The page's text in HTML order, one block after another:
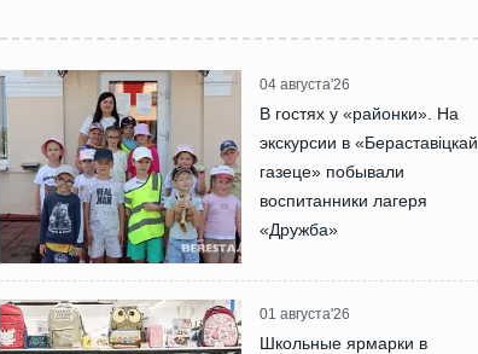
04 августа'26
В гостях у «районки». На
экскурсии в «Бераставіцкай
газеце» побывали
воспитанники лагеря
«Дружба»
01 августа'26
Школьные ярмарки в